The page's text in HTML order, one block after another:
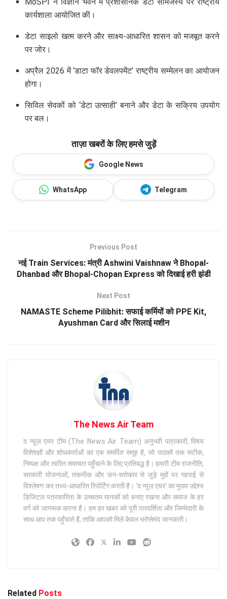
MoSPI ने विज्ञान भवन में प्रशासनिक डेटा सामंजस्य पर राष्ट्रीय
कार्यशाला आयोजित की।
डेटा साइलो खत्म करने और साक्ष्य-आधारित शासन को मजबूत करने
पर जोर।
अप्रैल 2026 में ‘डाटा फॉर डेवलपमेंट’ राष्ट्रीय सम्मेलन का आयोजन
होगा।
सिविल सेवकों को ‘डेटा उत्साही’ बनाने और डेटा के सक्रिय उपयोग
पर बल।
ताज़ा खबरों के लिए हमसे जुड़ें
Google News
WhatsApp Telegram
Previous Post
नई Train Services: मंत्री Ashwini Vaishnaw ने Bhopal-
Dhanbad और Bhopal-Chopan Express को दिखाई हरी झंडी
Next Post
NAMASTE Scheme Pilibhit: सफाई कर्मियों को PPE Kit,
Ayushman Card और सिलाई मशीन
The News Air Team
द न्यूज़ एयर टीम (The News Air Team) अनुभवी पत्रकारों, विषय
विशेषज्ञों और शोधकर्ताओं का एक समर्पित समूह है, जो पाठकों तक सटीक,
निष्पक्ष और त्वरित समाचार पहुँचाने के लिए प्रतिबद्ध है। हमारी टीम राजनीति,
सरकारी योजनाओं, तकनीक और जन-सरोकार से जुड़े मुद्दों पर गहराई से
विश्लेषण कर तथ्य-आधारित रिपोर्टिंग करती है। 'द न्यूज़ एयर' का मुख्य उद्देश्य
डिजिटल पत्रकारिता के उच्चतम मानकों को बनाए रखना और समाज के हर
वर्ग को जागरूक करना है। हम हर खबर को पूरी पारदर्शिता और जिम्मेदारी के
साथ आप तक पहुँचाते हैं, ताकि आपको मिले केवल भरोसेमंद जानकारी।
Related Posts